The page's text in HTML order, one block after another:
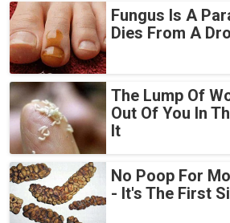
Fungus Is A
Dies From A
The Lump Of
Out Of You In
It
No Poop For
- It's The First